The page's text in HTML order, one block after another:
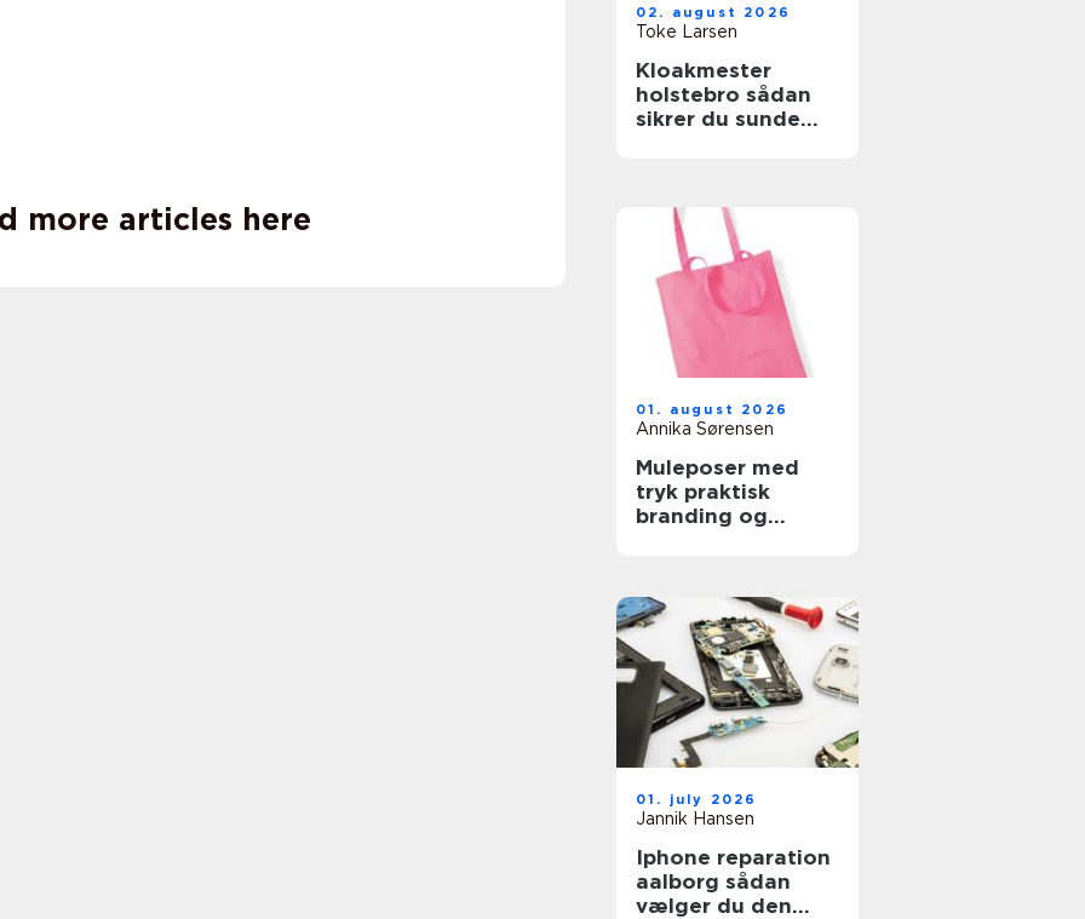
more articles here
02. august 2026
Toke Larsen
Kloakmester
holstebro sådan
sikrer du sunde
01. august 2026
Annika Sørensen
Muleposer med
tryk praktisk
branding og
01. july 2026
Jannik Hansen
Iphone reparation
aalborg sådan
vælger du den